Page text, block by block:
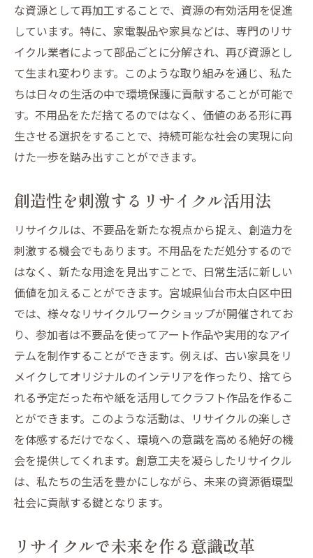
な資源として再加工することで、資源の有効活用を促進
しています。特に、家電製品や家具などは、専門のリサ
イクル業者によって部品ごとに分解され、再び資源とし
て生まれ変わります。このような取り組みを通じ、私た
ちは日々の生活の中で環境保護に貢献することが可能で
す。不用品をただ捨てるのではなく、価値のある形に再
生させる選択をすることで、持続可能な社会の実現に向
けた一歩を踏み出すことができます。
創造性を刺激するリサイクル活用法
リサイクルは、不要品を新たな視点から捉え、創造力を
刺激する機会でもあります。不用品をただ処分するので
はなく、新たな用途を見出すことで、日常生活に新しい
価値を加えることができます。宮城県仙台市太白区中田
では、様々なリサイクルワークショップが開催されてお
り、参加者は不要品を使ってアート作品や実用的なアイ
テムを制作することができます。例えば、古い家具をリ
メイクしてオリジナルのインテリアを作ったり、捨てら
れる予定だった布や紙を活用してクラフト作品を作るこ
とができます。このような活動は、リサイクルの楽しさ
を体感するだけでなく、環境への意識を高める絶好の機
会を提供してくれます。創意工夫を凝らしたリサイクル
は、私たちの生活を豊かにしながら、未来の資源循環型
社会に貢献する鍵となります。
リサイクルで未来を作る意識改革